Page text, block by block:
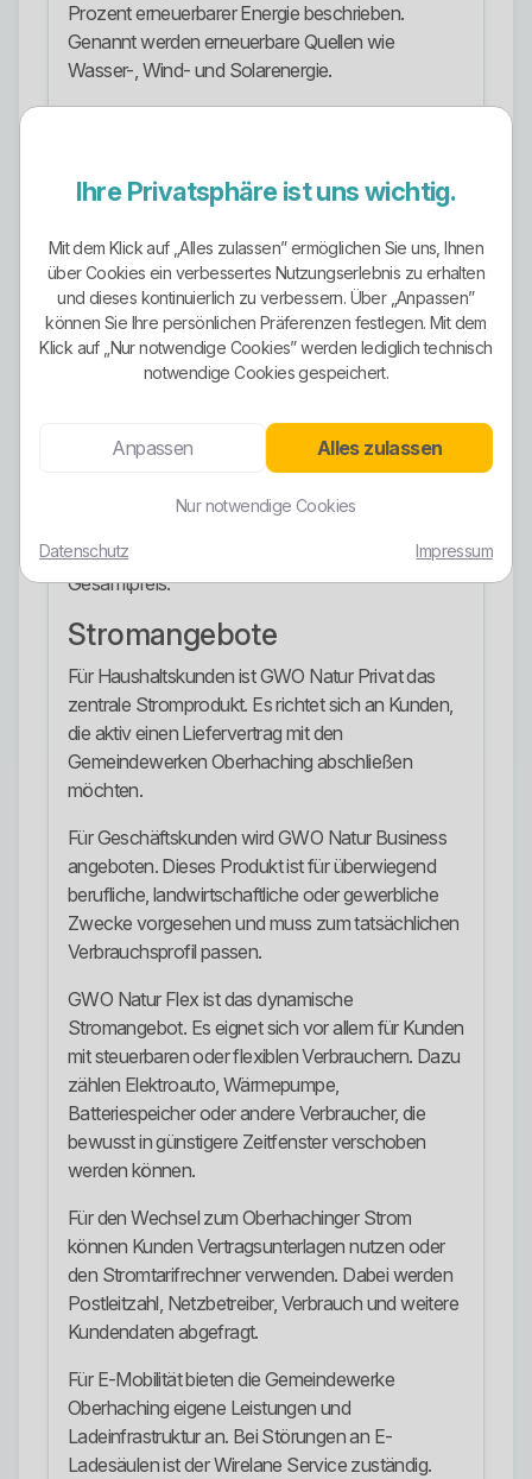
Prozent erneuerbarer Energie beschrieben.
Genannt werden erneuerbare Quellen wie
Wasser-, Wind- und Solarenergie.
transparenter Struktur sowie individueller Beratung
beworben. Das ist ein deutlicher Schwerpunkt des
Zusätzlich werden Unterlagen zu KlimaInvest
ÖKOSTROM D 100 Prozent bereitgestellt. Das
unterstützt die Einordnung als Ökostromangebot
und zeigt, dass der Anbieter das Thema nicht nur
Trotzdem gilt: Ökostrom ist kein Freifahrtschein.
Ein Tarif kann grün sein und trotzdem nicht zum
eigenen Verbrauch passen. Entscheidend bleiben
Preisänderungsmechanik, Zählertechnik und
Gesamtpreis.
Stromangebote
Für Haushaltskunden ist GWO Natur Privat das
zentrale Stromprodukt. Es richtet sich an Kunden,
die aktiv einen Liefervertrag mit den
Gemeindewerken Oberhaching abschließen
möchten.
Für Geschäftskunden wird GWO Natur Business
angeboten. Dieses Produkt ist für überwiegend
berufliche, landwirtschaftliche oder gewerbliche
Zwecke vorgesehen und muss zum tatsächlichen
Verbrauchsprofil passen.
GWO Natur Flex ist das dynamische
Stromangebot. Es eignet sich vor allem für Kunden
mit steuerbaren oder flexiblen Verbrauchern. Dazu
zählen Elektroauto, Wärmepumpe,
Batteriespeicher oder andere Verbraucher, die
bewusst in günstigere Zeitfenster verschoben
werden können.
Für den Wechsel zum Oberhachinger Strom
können Kunden Vertragsunterlagen nutzen oder
den Stromtarifrechner verwenden. Dabei werden
Postleitzahl, Netzbetreiber, Verbrauch und weitere
Kundendaten abgefragt.
Für E-Mobilität bieten die Gemeindewerke
Oberhaching eigene Leistungen und
Ladeinfrastruktur an. Bei Störungen an E-
Ladesäulen ist der Wirelane Service zuständig.
Ihre Privatsphäre ist uns wichtig.
Mit dem Klick auf „Alles zulassen” ermöglichen Sie uns, Ihnen
über Cookies ein verbessertes Nutzungserlebnis zu erhalten
und dieses kontinuierlich zu verbessern. Über „Anpassen”
können Sie Ihre persönlichen Präferenzen festlegen. Mit dem
Klick auf „Nur notwendige Cookies” werden lediglich technisch
notwendige Cookies gespeichert.
Anpassen Alles zulassen
Nur notwendige Cookies
Datenschutz Impressum